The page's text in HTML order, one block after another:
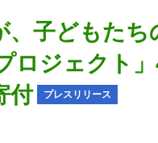
、子どもたち
ロジェクト
付
プレスリリース